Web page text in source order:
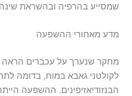
שמסייע בהרפיה ובהשראת
מדע מאחורי ההשפעה
מחקר שנערך על עכברים הראה
לקולטני גאבא במוח, בדומה
הבנזודיאזיפינים. ההשפעה